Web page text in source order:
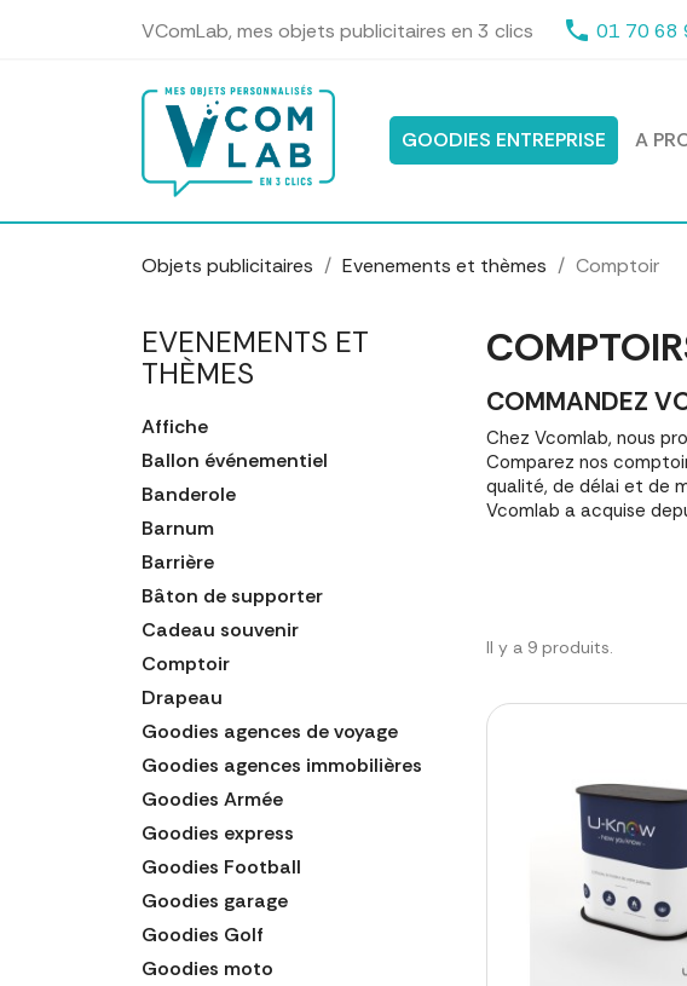
VComLab, mes objets publicitaires en 3 clics phone 01 70 68
GOODIES ENTREPRISE A
Objets publicitaires Evenements et thèmes Comptoir
EVENEMENTS ET
THÈMES
Affiche
Ballon événementiel
Banderole
Barnum
Barrière
Bâton de supporter
Cadeau souvenir
Comptoir
Drapeau
Goodies agences de voyage
Goodies agences immobilières
Goodies Armée
Goodies express
Goodies Football
Goodies garage
Goodies Golf
Goodies moto
COMMANDEZ
Chez Vcomlab, nous
Comparez nos
qualité, de délai et de
Vcomlab a acquise
Il y a 9 produits.